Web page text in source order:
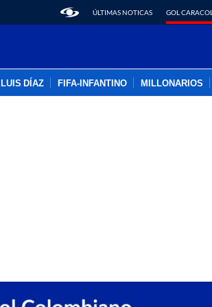
ÚLTIMAS NOTICAS GOL CARACOL
LUIS DÍAZ FIFA-INFANTINO MILLONARIOS